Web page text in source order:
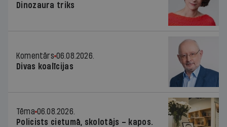
Dinozaura triks
Komentārs 06.08.2026.
Divas koalīcijas
Tēma 06.08.2026.
Policists cietumā, skolotājs – kapos.